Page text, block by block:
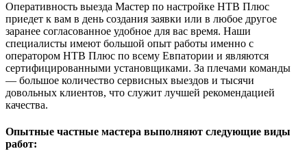
Оперативность выезда Мастер по настройке НТВ Плюс
приедет к вам в день создания заявки или в любое другое
заранее согласованное удобное для вас время. Наши
специалисты имеют большой опыт работы именно с
оператором НТВ Плюс по всему Евпатории и являются
сертифицированными установщиками. За плечами команды
— большое количество сервисных выездов и тысячи
довольных клиентов, что служит лучшей рекомендацией
качества.
Опытные частные мастера выполняют следующие виды
работ: